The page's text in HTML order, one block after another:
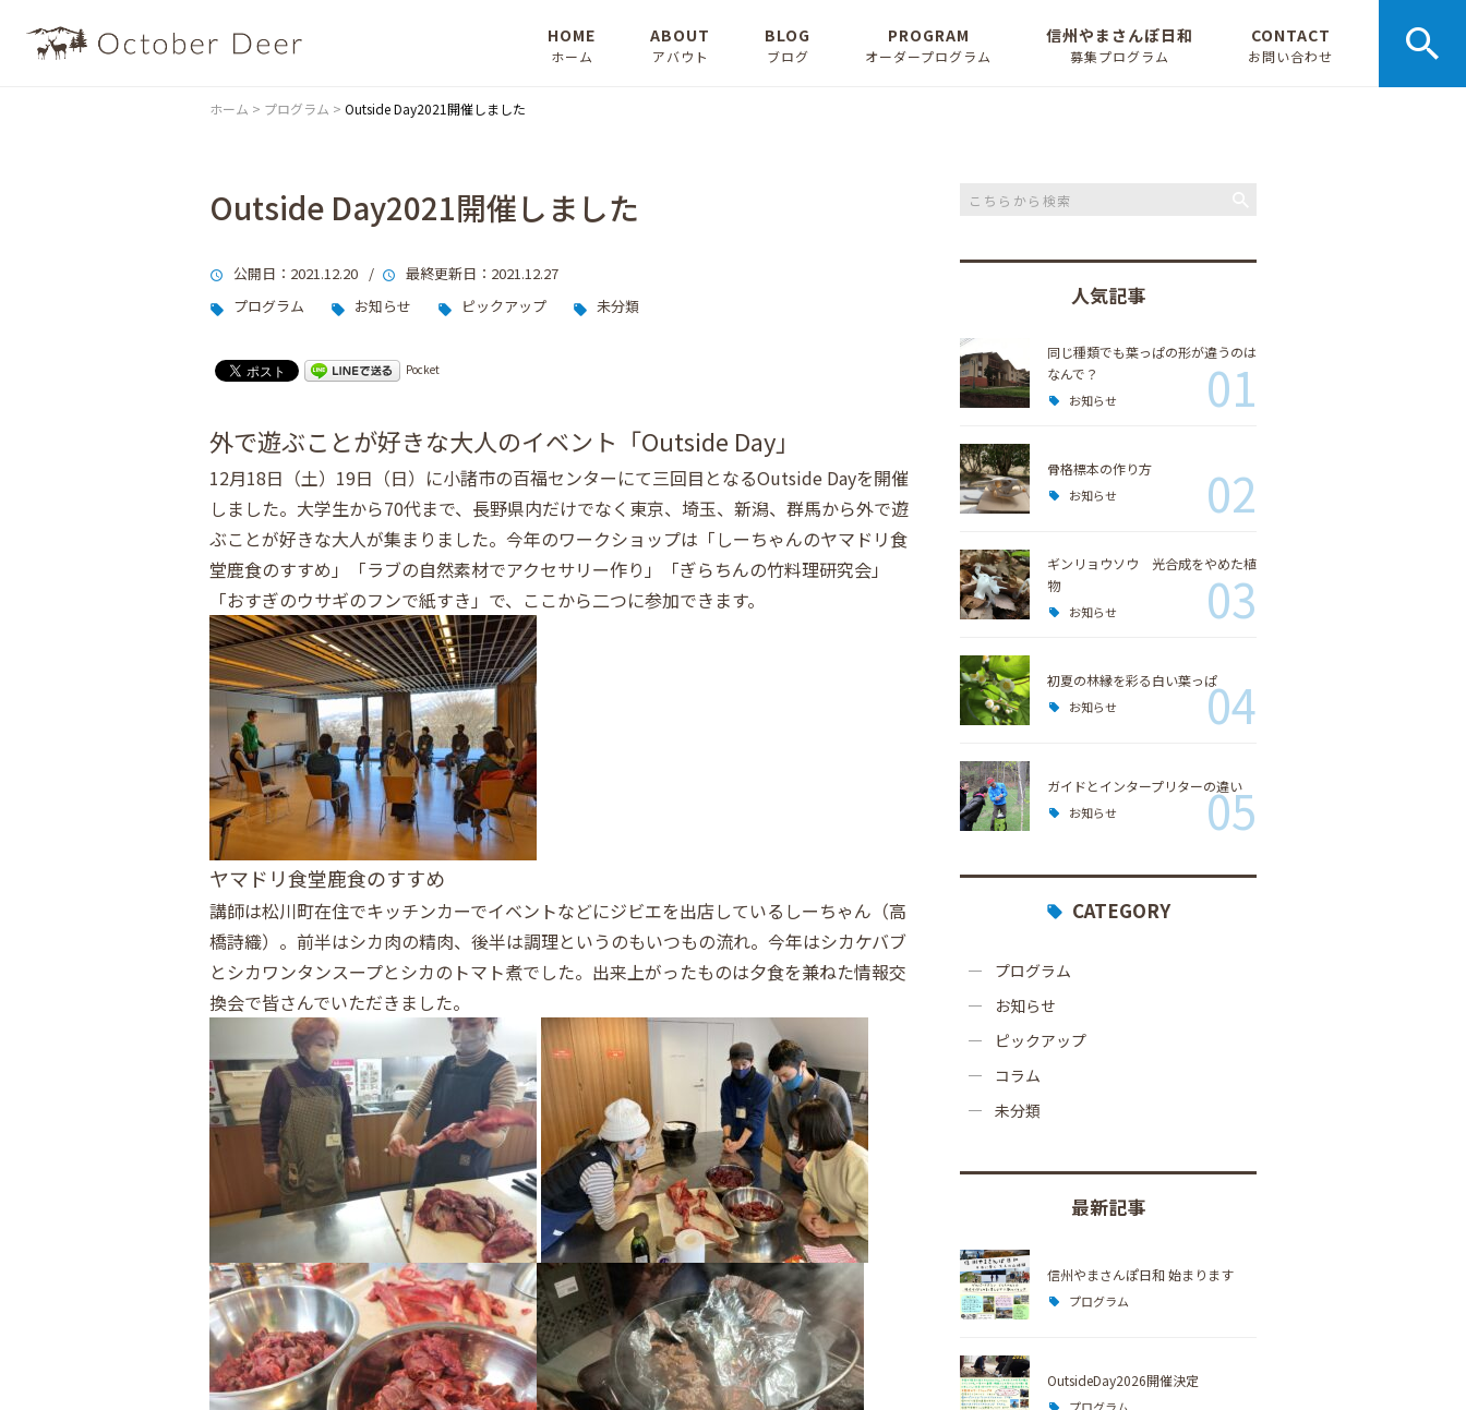
HOME
ホーム
ABOUT
アバウト
BLOG
ブログ
PROGRAM
オーダープログラム
信州やまさんぽ日和
募集プログラム
CONTACT
お問い合わせ
ホーム > プログラム > Outside Day2021開催しました
Outside Day2021開催しました
公開日 ：2021.12.20 / 最終更新日 ：2021.12.27
プログラム
お知らせ ピックアップ 未分類
Pocket
外で遊ぶことが好きな大人のイベント「Outside Day」
12月18日（土）19日（日）に小諸市の百福センターにて三回目となるOutside Dayを開催
しました。大学生から70代まで、長野県内だけでなく東京、埼玉、新潟、群馬から外で遊
ぶことが好きな大人が集まりました。今年のワークショップは「しーちゃんのヤマドリ食
堂鹿食のすすめ」「ラブの自然素材でアクセサリー作り」「ぎらちんの竹料理研究会」
「おすぎのウサギのフンで紙すき」で、ここから二つに参加できます。
ヤマドリ食堂鹿食のすすめ
講師は松川町在住でキッチンカーでイベントなどにジビエを出店しているしーちゃん（高
橋詩織）。前半はシカ肉の精肉、後半は調理というのもいつもの流れ。今年はシカケバブ
とシカワンタンスープとシカのトマト煮でした。出来上がったものは夕食を兼ねた情報交
換会で皆さんでいただきました。
人気記事
同じ種類でも葉っぱの形が違うのは
なんで？
お知らせ 01
骨格標本の作り方
お知らせ 02
ギンリョウソウ 光合成をやめた植
物
お知らせ 03
初夏の林縁を彩る白い葉っぱ
お知らせ 04
ガイドとインタープリターの違い
お知らせ 05
CATEGORY
プログラム
お知らせ
ピックアップ
コラム
未分類
最新記事
信州やまさんぽ日和 始まります
プログラム
OutsideDay2026開催決定